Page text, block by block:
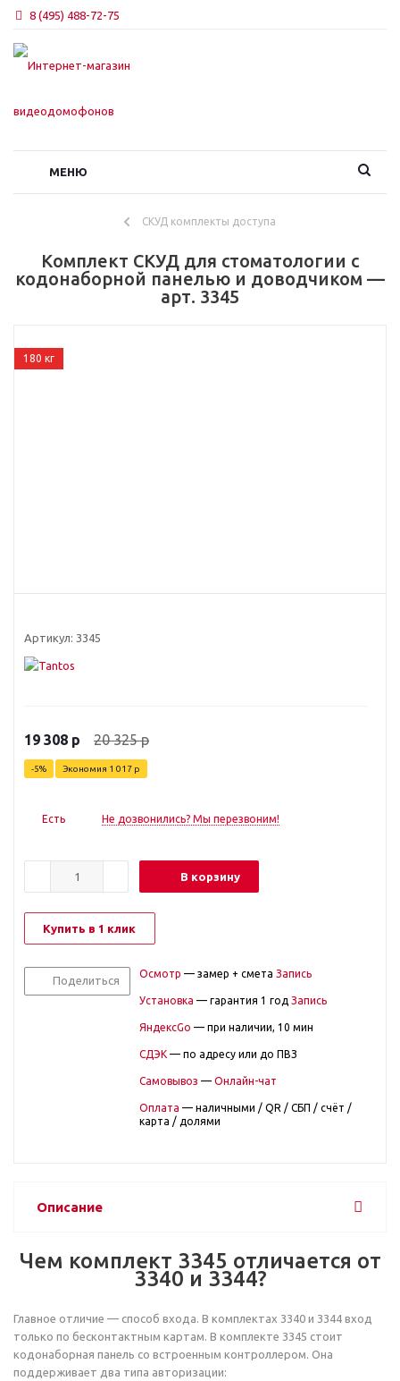
8 (495) 488-72-75
МЕНЮ
СКУД комплекты доступа
Комплект СКУД для стоматологии с
кодонаборной панелью и доводчиком —
арт. 3345
180 кг
Артикул: 3345
19 308 р 20 325р
-5% Экономия 1 017 р
Есть Не дозвонились? Мы перезвоним!
В корзину
Купить в 1 клик
Поделиться
Осмотр — замер + смета Запись
Установка — гарантия 1 год Запись
ЯндексGo — при наличии, 10 мин
СДЭК — по адресу или до ПВЗ
Самовывоз — Онлайн-чат
Оплата — наличными / QR / СБП / счёт /
карта / долями
Описание
Чем комплект 3345 отличается от
3340 и 3344?
Главное отличие — способ входа. В комплектах 3340 и 3344 вход
только по бесконтактным картам. В комплекте 3345 стоит
кодонаборная панель со встроенным контроллером. Она
поддерживает два типа авторизации: